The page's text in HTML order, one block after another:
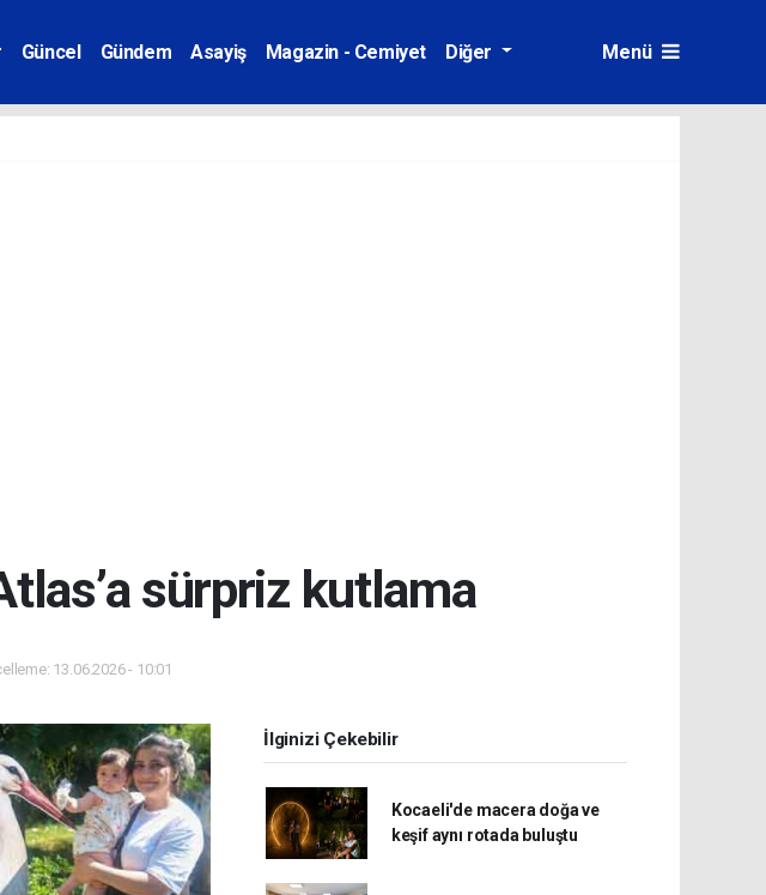
Güncel Gündem Asayiş Magazin - Cemiyet Diğer Menü
sürpriz kutlama
13.06.2026 - 10:01
İlginizi Çekebilir
Kocaeli'de macera doğa ve
keşif aynı rotada buluştu